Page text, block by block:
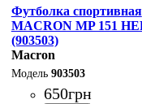
Футболка спортивная
MACRON MP 151
(903503)
Macron
903503
650грн